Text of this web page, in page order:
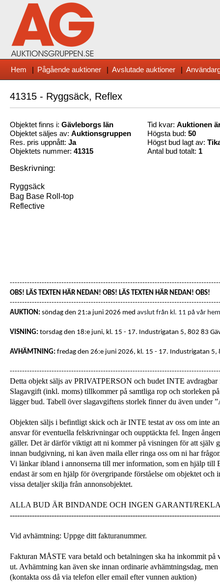
Hem | Pågående auktioner | Avslutade auktioner |
41315 - Ryggsäck, Reflex
Objektet finns i: Gävleborgs län
Objektet säljes av: Auktionsgruppen
Res. pris uppnått: Ja
Objektets nummer: 41315
Tid kvar: Auktionen
Högsta bud: 50
Högst bud lagt av:
Antal bud totalt: 1
Beskrivning:
Ryggsäck
Bag Base Roll-top
Reflective
OBS! LÄS TEXTEN HÄR NEDAN! OBS! LÄS TEXTEN HÄR NEDAN! OBS!
AUKTION: söndag den 21:a juni 2026 med avslut från kl. 11 på vår
VISNING: torsdag den 18:e juni, kl. 15 - 17. Industrigatan 5, 802 83
AVHÄMTNING: fredag den 26:e juni 2026, kl. 15 - 17. Industrigatan 5,
Detta objekt säljs av PRIVATPERSON och budet INTE
Slagavgift (inkl. moms) tillkommer på samtliga rop och storleken
lägger bud. Tabell över slagavgiftens storlek finner du även under
Objekten säljs i befintligt skick och är INTE testat av oss om inte
ansvar för eventuella felskrivningar och oupptäckta fel. Ingen
gäller. Det är därför viktigt att ni kommer på visningen för att själv
innan budgivning, ni kan även maila eller ringa oss om ni har
Vi länkar ibland i annonserna till mer information, som en hjälp till
endast är som en hjälp för övergripande förståelse om objektet
vissa detaljer skilja från annonsobjektet.
ALLA BUD ÄR BINDANDE OCH INGEN GARANTI/
Vid avhämtning: Uppge ditt fakturanummer.
Fakturan MÅSTE vara betald och betalningen ska ha inkommit på
ut. Avhämtning kan även ske innan ordinarie avhämtningsdag,
(kontakta oss då via telefon eller email efter vunnen auktion)